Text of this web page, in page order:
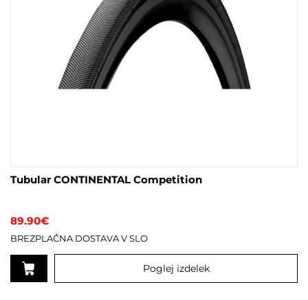
Tubular CONTINENTAL Competition
89.90€
BREZPLAČNA DOSTAVA V SLO
Poglej izdelek